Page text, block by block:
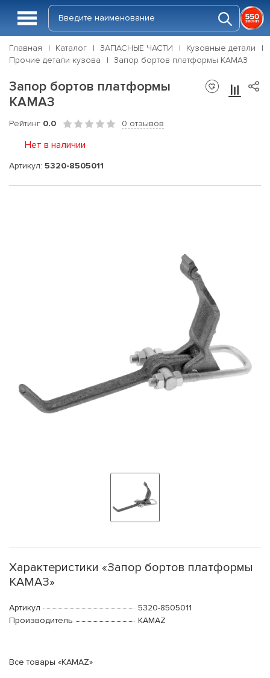
Главная Каталог ЗАПАСНЫЕ ЧАСТИ
Кузовные детали
Прочие детали кузова
Запор бортов платформы КАМАЗ
Запор бортов платформы
КАМАЗ
Рейтинг 0.0 0 отзывов
Нет в наличии
Артикул: 5320-8505011
Характеристики «Запор бортов платформы
КАМАЗ»
Артикул
5320-8505011
Производитель
KAMAZ
Все товары «KAMAZ»